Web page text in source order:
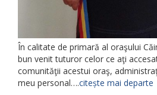
În calitate de primară al oraşului
bun venit tuturor celor ce aţi
comunităţii acestui oraş,
meu personal….citește mai departe